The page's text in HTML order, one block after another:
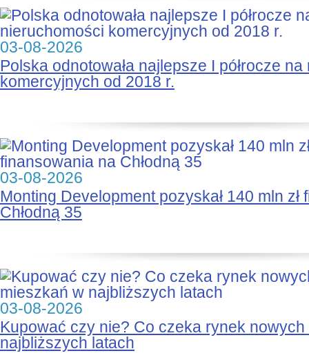
03-08-2026
Polska odnotowała najlepsze I półrocze
komercyjnych od 2018 r.
03-08-2026
Monting Development pozyskał 140 mln zł
Chłodną 35
03-08-2026
Kupować czy nie? Co czeka rynek
najbliższych latach